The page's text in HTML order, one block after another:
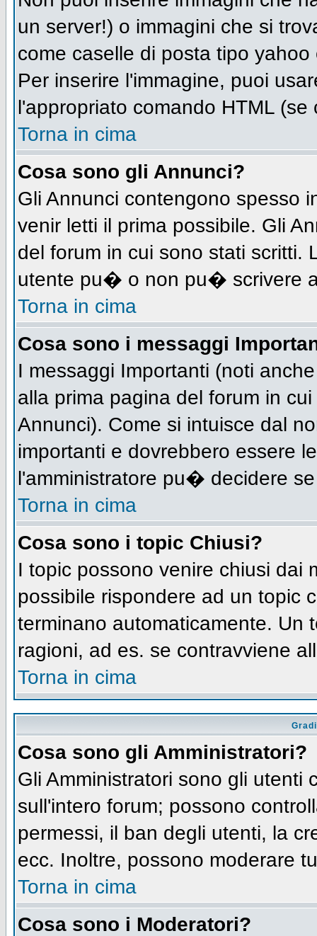
un server!) o immagini che si
come caselle di posta tipo
Per inserire l'immagine, puoi
l'appropriato comando HTML (se
Torna in cima
Cosa sono gli Annunci?
Gli Annunci contengono spesso
venir letti il prima possibile. Gli
del forum in cui sono stati
utente pu� o non pu� scrivere
Torna in cima
Cosa sono i messaggi
I messaggi Importanti (noti
alla prima pagina del forum in
Annunci). Come si intuisce dal
importanti e dovrebbero essere
l'amministratore pu� decidere
Torna in cima
Cosa sono i topic Chiusi?
I topic possono venire chiusi
possibile rispondere ad un topic
terminano automaticamente.
ragioni, ad es. se contravviene
Torna in cima
Cosa sono gli Amministratori?
Gli Amministratori sono gli
sull'intero forum; possono
permessi, il ban degli utenti, la
ecc. Inoltre, possono moderare
Torna in cima
Cosa sono i Moderatori?